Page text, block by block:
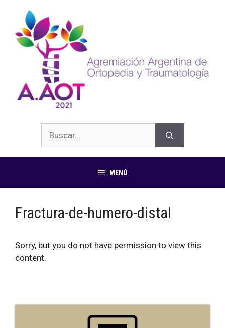
MENÚ
Fractura-de-humero-distal
Sorry, but you do not have permission to view this
content.